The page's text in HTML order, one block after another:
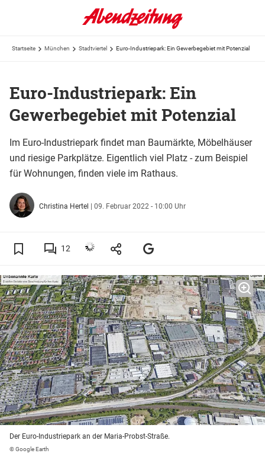
Startseite München Stadtviertel Euro-Industriepark: Ein Gewerbegebiet mit Potenzial
Euro-Industriepark: Ein
Gewerbegebiet mit Potenzial
Im Euro-Industriepark findet man Baumärkte, Möbelhäuser
und riesige Parkplätze. Eigentlich viel Platz - zum Beispiel
für Wohnungen, finden viele im Rathaus.
Christina Hertel | 09. Februar 2022 - 10:00 Uhr
12
Der Euro-Industriepark an der Maria-Probst-Straße.
© Google Earth